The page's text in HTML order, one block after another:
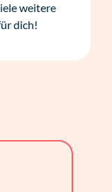
weitere
dich!